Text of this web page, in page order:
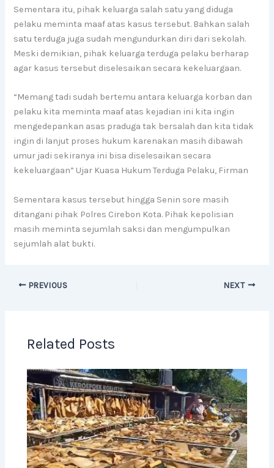
Sementara itu, pihak keluarga salah satu yang diduga
pelaku meminta maaf atas kasus tersebut. Bahkan salah
satu terduga juga sudah mengundurkan diri dari sekolah.
Meski demikian, pihak keluarga terduga pelaku berharap
agar kasus tersebut diselesaikan secara kekeluargaan.
“Memang tadi sudah bertemu antara keluarga korban dan
pelaku kita meminta maaf atas kejadian ini kita ingin
mengedepankan asas praduga tak bersalah dan kita tidak
ingin di lanjut proses hukum karenakan masih dibawah
umur jadi sekiranya ini bisa diselesaikan secara
kekeluargaan” Ujar Kuasa Hukum Terduga Pelaku, Firman
Sementara kasus tersebut hingga Senin sore masih
ditangani pihak Polres Cirebon Kota. Pihak kepolisian
masih meminta sejumlah saksi dan mengumpulkan
sejumlah alat bukti.
PREVIOUS NEXT
Related Posts